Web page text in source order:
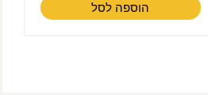
הוספה לסל